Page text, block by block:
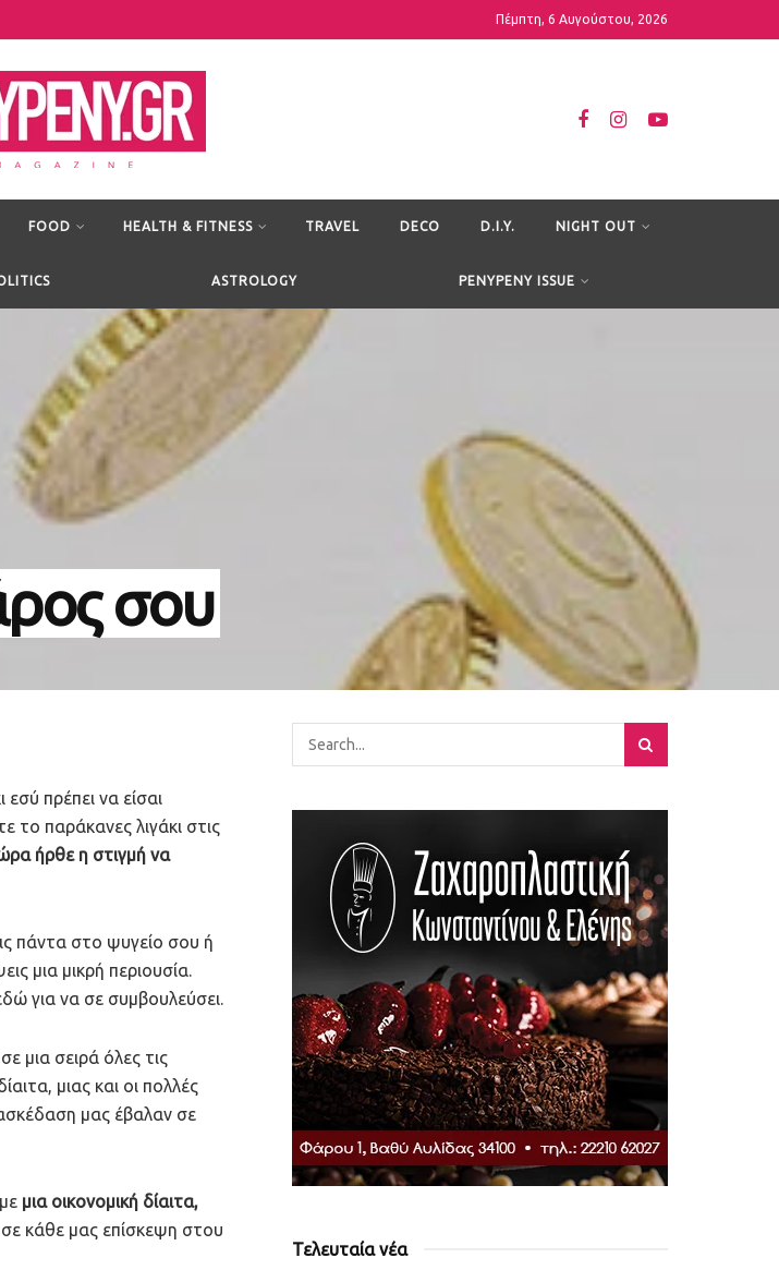
Πέμπτη, 6 Αυγούστου, 2026
FOOD HEALTH & FITNESS TRAVEL DECO D.I.Y. NIGHT OUT
ASTROLOGY PENYPENY ISSUE
σου
πρέπει να είσαι
το παράκανες λιγάκι στις
ήρθε η στιγμή να
πάντα στο ψυγείο σου ή
μια μικρή περιουσία.
εδώ για να σε συμβουλεύσει.
μια σειρά όλες τις
μιας και οι πολλές
μας έβαλαν σε
μια οικονομική δίαιτα,
σε κάθε μας επίσκεψη στου
Τελευταία νέα